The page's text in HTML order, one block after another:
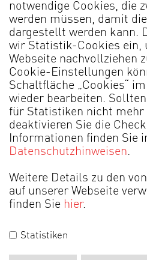
MADE IN GERMANY
Händlerportal Impressum
Cookies
© 2026 by Alfons Venjakob
notwendige Cookies, die
werden müssen, damit
dargestellt werden kann.
wir Statistik-Cookies ein,
Webseite nachvollziehen
Cookie-Einstellungen
Schaltfläche „Cookies“
wieder bearbeiten.
für Statistiken nicht
deaktivieren Sie die
Informationen finden Sie
Datenschutzhinweisen.
Weitere Details zu den
auf unserer Webseite
finden Sie hier.
Statistiken